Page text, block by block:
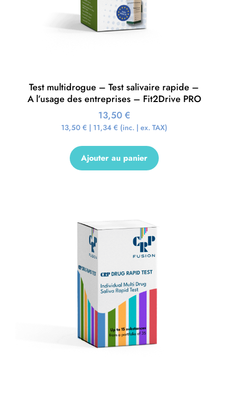
Test multidrogue – Test salivaire rapide –
A l’usage des entreprises – Fit2Drive PRO
13,50€
13,50 € | 11,34 € (inc. | ex. TAX)
Ajouter au panier